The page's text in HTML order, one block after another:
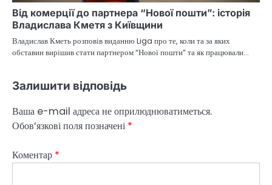
Від комерції до партнера “Нової пошти”: історія
Владислава Кметя з Київщини
Владислав Кметь розповів виданню Liga про те, коли та за яких
обставин вирішив стати партнером “Нової пошти” та як працювали…
Залишити відповідь
Ваша e-mail адреса не оприлюднюватиметься.
Обов’язкові поля позначені *
Коментар *